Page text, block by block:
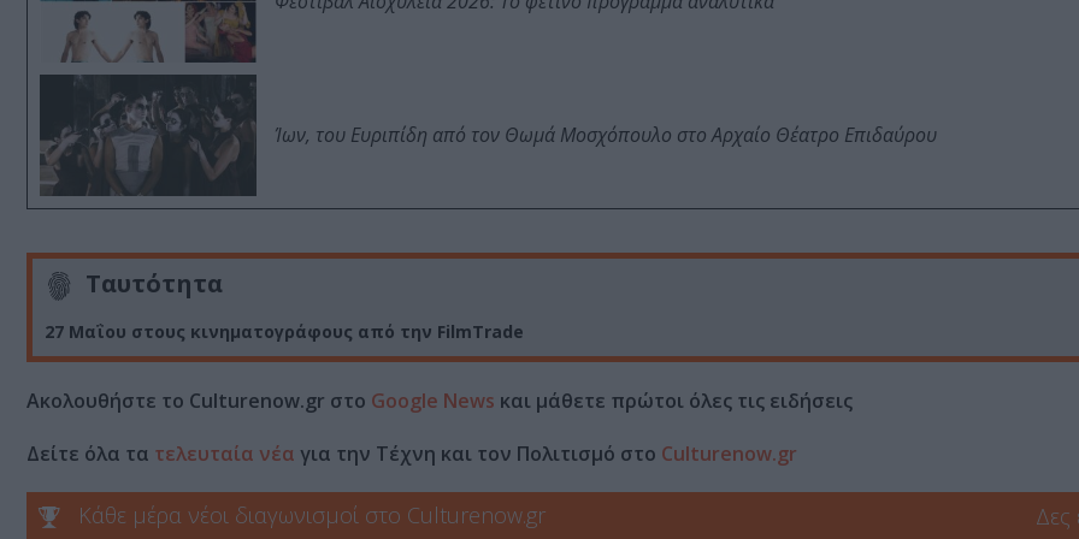
Ίων, του Ευριπίδη από τον Θωμά Μοσχόπουλο στο Αρχαίο Θέατρο Επιδαύρου
Ταυτότητα
27 Μαΐου στους κινηματογράφους από την FilmTrade
Ακολουθήστε το Culturenow.gr στο Google News και μάθετε πρώτοι όλες τις ειδήσεις
Δείτε όλα τα τελευταία νέα για την Τέχνη και τον Πολιτισμό στο Culturenow.gr
Κάθε μέρα νέοι διαγωνισμοί στο Culturenow.gr Δες